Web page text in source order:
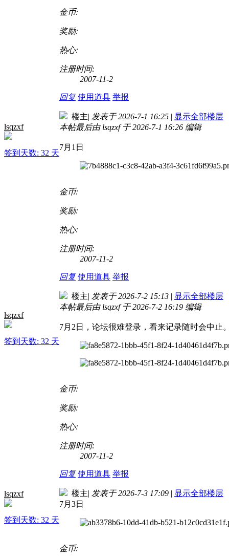
金币:
奖励:
热心:
注册时间:
2007-11-2
回复 使用道具 举报
lsqzxf
签到天数: 32 天
楼主| 发表于 2026-7-1 16:25 | 显示全部楼层
本帖最后由 lsqzxf 于 2026-7-1 16:26 编辑
7月1日
金币:
奖励:
热心:
注册时间:
2007-11-2
回复 使用道具 举报
lsqzxf
签到天数: 32 天
楼主| 发表于 2026-7-2 15:13 | 显示全部楼层
本帖最后由 lsqzxf 于 2026-7-2 16:19 编辑
7月2日，论坛很难登录，看来记录随时会中止
金币:
奖励:
热心:
注册时间:
2007-11-2
回复 使用道具 举报
lsqzxf
签到天数: 32 天
楼主| 发表于 2026-7-3 17:09 | 显示全部楼层
7月3日
金币: